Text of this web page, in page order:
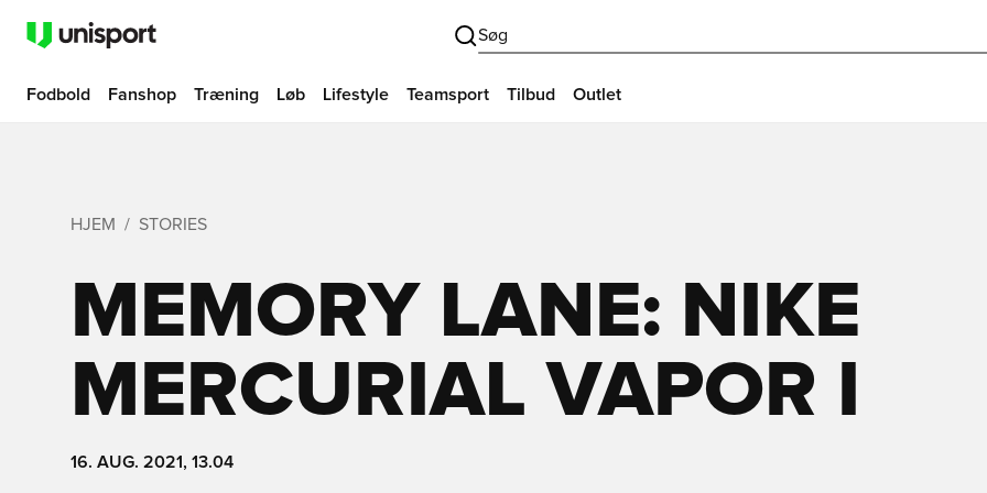
Søg
Fodbold Fanshop Træning Løb Lifestyle Teamsport Tilbud Outlet
HJEM STORIES
MEMORY LANE: NIKE
MERCURIAL VAPOR I
16. AUG. 2021, 13.04